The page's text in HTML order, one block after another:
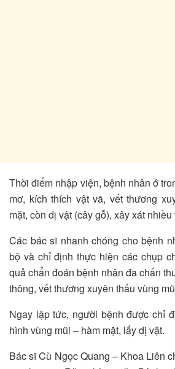
Thời điểm nhập viện, bệnh nhân ở
mơ, kích thích vật vã, vết thương
mặt, còn dị vật (cây gỗ), xây xát
Các bác sĩ nhanh chóng cho bệnh
bộ và chỉ định thực hiện các chụp
quả chẩn đoán bệnh nhân đa chấn
thông, vết thương xuyên thấu vùng
Ngay lập tức, người bệnh được chỉ
hình vùng mũi – hàm mặt, lấy dị vật.
Bác sĩ Cù Ngọc Quang – Khoa Liên